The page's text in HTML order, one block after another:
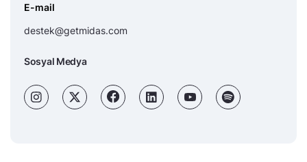
E-mail
destek@getmidas.com
Sosyal Medya